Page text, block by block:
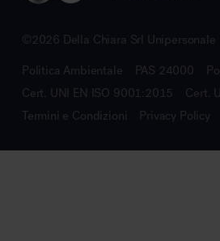
©2026 Della Chiara Srl Unipersonale
Politica Ambientale PAS 24000
Cert. UNI EN ISO 9001:2015
Cert.
Termini e Condizioni
Privacy Policy